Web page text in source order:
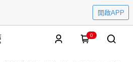
開啟APP
0